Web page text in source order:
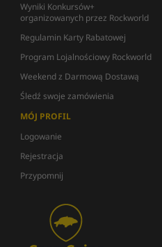
Wyniki Konkursów+
organizowanych przez Rockworld
Regulamin Karty Rabatowej
Program Lojalnościowy Rockworld
Weekend z Darmową Dostawą
Śledź swoje zamówienia
MÓJ PROFIL
Logowanie
Rejestracja
Przypomnij